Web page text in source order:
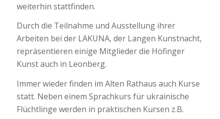
weiterhin stattfinden.
Durch die Teilnahme und Ausstellung ihrer
Arbeiten bei der LAKUNA, der Langen Kunstnacht,
repräsentieren einige Mitglieder die Höfinger
Kunst auch in Leonberg.
Immer wieder finden im Alten Rathaus auch Kurse
statt. Neben einem Sprachkurs für ukrainische
Flüchtlinge werden in praktischen Kursen z.B.